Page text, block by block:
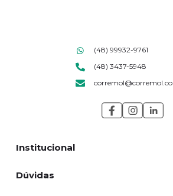
Institucional
Dúvidas
(48) 99932-9761
(48) 3437-5948